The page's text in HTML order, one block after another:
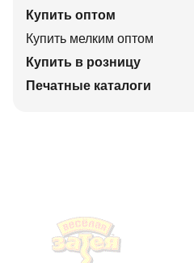
Купить оптом
Купить мелким оптом
Купить в розницу
Печатные каталоги